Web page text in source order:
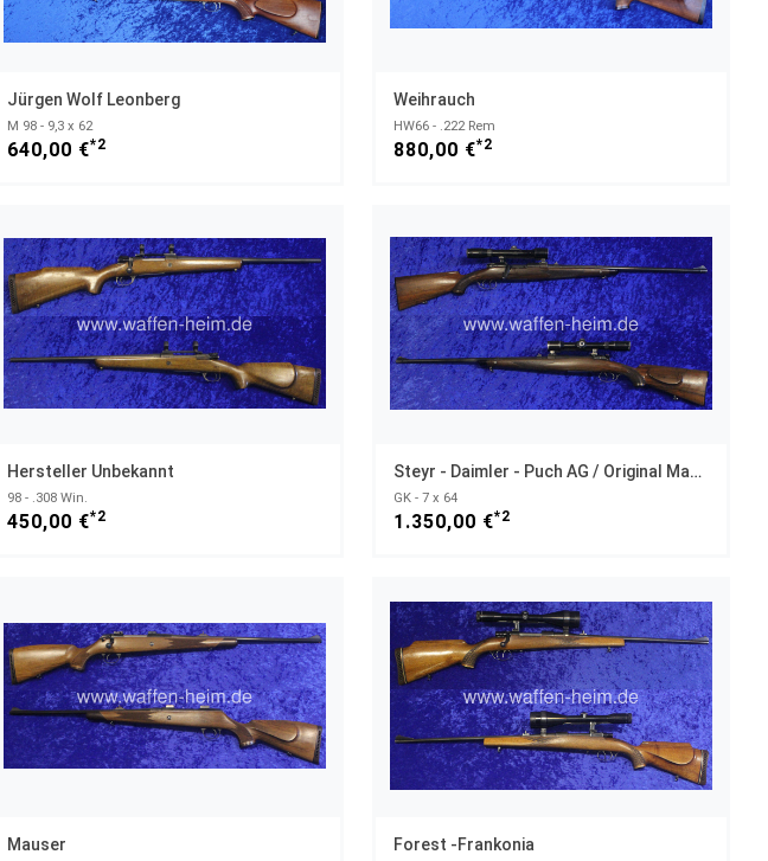
Jürgen Wolf Leonberg
M 98 - 9,3 x 62
640,00 €*2
Weihrauch
HW66 - .222 Rem
880,00 €*2
Hersteller Unbekannt
98 - .308 Win.
450,00 €*2
Steyr - Daimler - Puch AG / Original Mannlicher Schoenauer
GK - 7 x 64
1.350,00 €*2
Mauser Forest -Frankonia